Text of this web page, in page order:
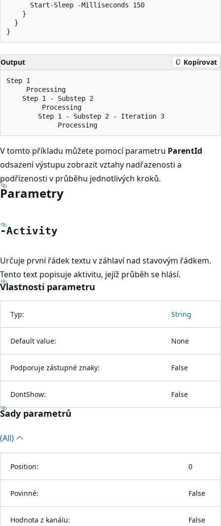
      Start-Sleep -Milliseconds 150
    }
  }
Output Kopírovat
Step 1
     Processing
    Step 1 - Substep 2
         Processing
        Step 1 - Substep 2 - Iteration 3
V tomto příkladu můžete pomocí parametru ParentId
odsazení výstupu zobrazit vztahy nadřazenosti a
podřízenosti v průběhu jednotlivých kroků.
Parametry
-Activity
Určuje první řádek textu v záhlaví nad stavovým řádkem.
Tento text popisuje aktivitu, jejíž průběh se hlásí.
Vlastnosti parametru
Typ: String
Default value: None
Podporuje zástupné znaky: False
DontShow: False
Sady parametrů
(All)
Position: 0
Povinné: False
Hodnota z kanálu: False